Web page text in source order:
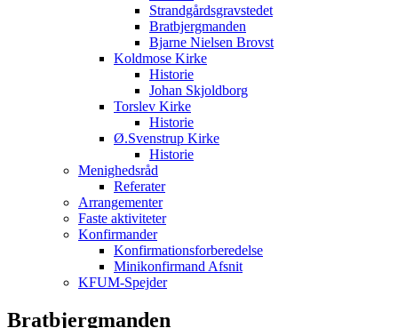
Strandgårdsgravstedet
Bratbjergmanden
Bjarne Nielsen Brovst
Koldmose Kirke
Historie
Johan Skjoldborg
Torslev Kirke
Historie
Ø.Svenstrup Kirke
Historie
Menighedsråd
Referater
Arrangementer
Faste aktiviteter
Konfirmander
Konfirmationsforberedelse
Minikonfirmand Afsnit
KFUM-Spejder
Bratbjergmanden